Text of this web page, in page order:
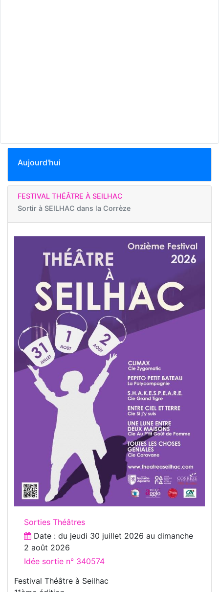
Aujourd'hui
FESTIVAL THÉÂTRE À SEILHAC
Sortir à SEILHAC dans la Corrèze
Sorties Théâtres
Date : du jeudi 30 juillet 2026 au dimanche
2 août 2026
Idée sortie n° 340574
Festival Théâtre à Seilhac